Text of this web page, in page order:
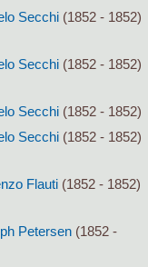
Secchi (1852 - 1852)
Secchi (1852 - 1852)
Secchi (1852 - 1852)
Secchi (1852 - 1852)
Flauti (1852 - 1852)
Petersen (1852 -